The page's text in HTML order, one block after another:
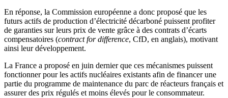
En réponse, la Commission européenne a donc proposé que les
futurs actifs de production d’électricité décarboné puissent profiter
de garanties sur leurs prix de vente grâce à des contrats d’écarts
compensatoires (contract for difference, CfD, en anglais), motivant
ainsi leur développement.
La France a proposé en juin dernier que ces mécanismes puissent
fonctionner pour les actifs nucléaires existants afin de financer une
partie du programme de maintenance du parc de réacteurs français et
assurer des prix régulés et moins élevés pour le consommateur.